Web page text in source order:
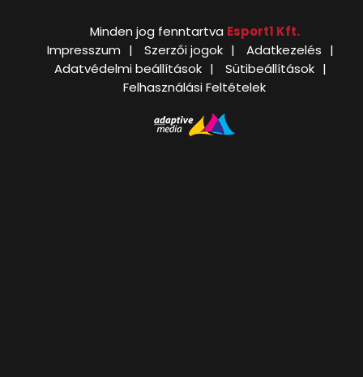
Minden jog fenntartva Esport1 Kft.
Impresszum
Szerzői jogok
Adatkezelés
Adatvédelmi beállítások
Sütibeállítások
Felhasználási Feltételek